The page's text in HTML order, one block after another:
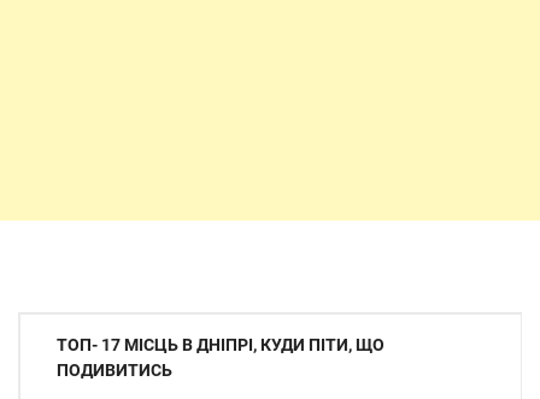
Навігація
записів
ТОП- 17 МІСЦЬ В ДНІПРІ, КУДИ ПІТИ, ЩО
ПОДИВИТИСЬ